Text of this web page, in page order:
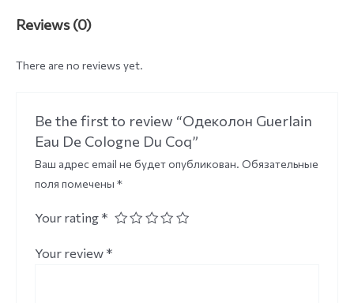
Reviews (0)
There are no reviews yet.
Be the first to review “Одеколон Guerlain
Eau De Cologne Du Coq”
Ваш адрес email не будет опубликован. Обязательные
поля помечены *
Your rating *
Your review *